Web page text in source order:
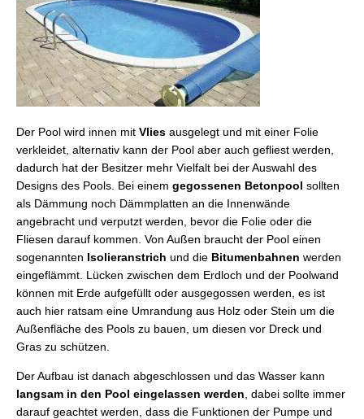
Der Pool wird innen mit Vlies ausgelegt und mit einer Folie
verkleidet, alternativ kann der Pool aber auch gefliest werden,
dadurch hat der Besitzer mehr Vielfalt bei der Auswahl des
Designs des Pools. Bei einem gegossenen Betonpool sollten
als Dämmung noch Dämmplatten an die Innenwände
angebracht und verputzt werden, bevor die Folie oder die
Fliesen darauf kommen. Von Außen braucht der Pool einen
sogenannten Isolieranstrich und die Bitumenbahnen werden
eingeflämmt. Lücken zwischen dem Erdloch und der Poolwand
können mit Erde aufgefüllt oder ausgegossen werden, es ist
auch hier ratsam eine Umrandung aus Holz oder Stein um die
Außenfläche des Pools zu bauen, um diesen vor Dreck und
Gras zu schützen.
Der Aufbau ist danach abgeschlossen und das Wasser kann
langsam in den Pool eingelassen werden, dabei sollte immer
darauf geachtet werden, dass die Funktionen der Pumpe und